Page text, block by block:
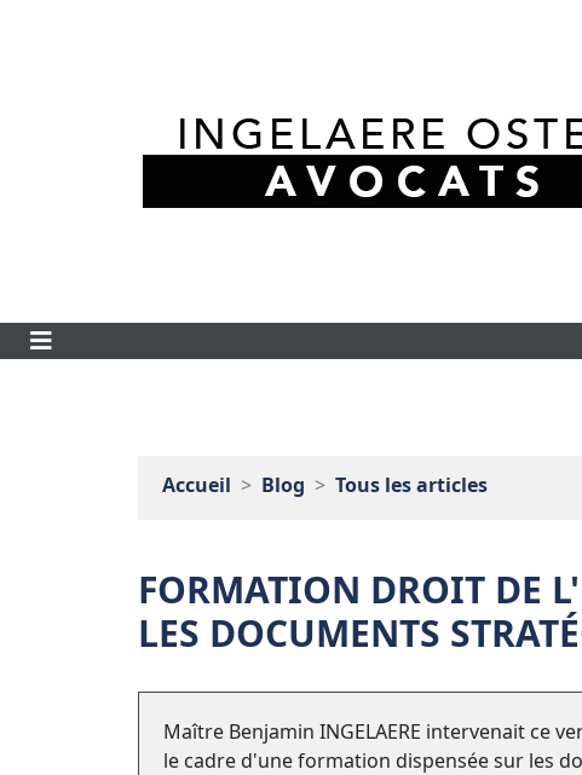
Accueil Blog Tous les articles
FORMATION DROIT DE
LES DOCUMENTS
Maître Benjamin INGELAERE intervenait ce
le cadre d'une formation dispensée sur les